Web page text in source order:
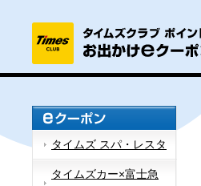
タイムズ スパ・レスタ
タイムズカー×富士急